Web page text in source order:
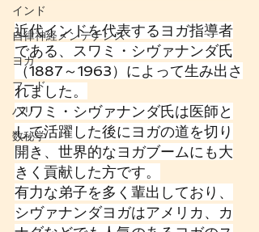
インド
自律神経メンテナンス
ヨガ
フード
バリ
数秘学
近代インドを代表するヨガ指導者
である、スワミ・シヴァナンダ氏
（1887～1963）によって生み出さ
れました。
スワミ・シヴァナンダ氏は医師と
して活躍した後にヨガの道を切り
開き、世界的なヨガブームにも大
きく貢献した方です。
有力な弟子を多く輩出しており、
シヴァナンダヨガはアメリカ、カ